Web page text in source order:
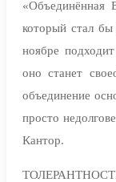
«Объединённая
который стал
ноябре
оно станет
объединение
просто
Кантор.